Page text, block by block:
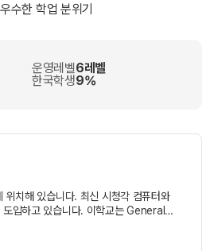
수한 학업 분위기
운영레벨6레벨
한국학생9%
위치해 있습니다. 최신 시청각 컴퓨터와
입하고 있습니다. 이학교는 General
Diving, English and Golf 코스들을